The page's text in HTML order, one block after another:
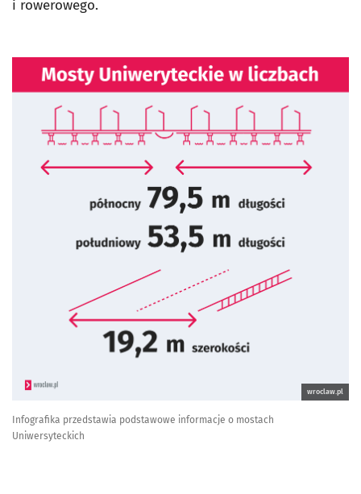
i rowerowego.
wroclaw.pl
Infografika przedstawia podstawowe informacje o mostach
Uniwersyteckich